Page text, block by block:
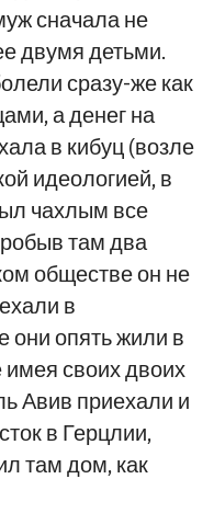
сначала не
двумя детьми.
сразу-же как
а денег на
в кибуц (возле
идеологией, в
чахлым все
там два
обществе он не
в
опять жили в
своих двоих
Авив приехали и
в Герцлии,
там дом, как